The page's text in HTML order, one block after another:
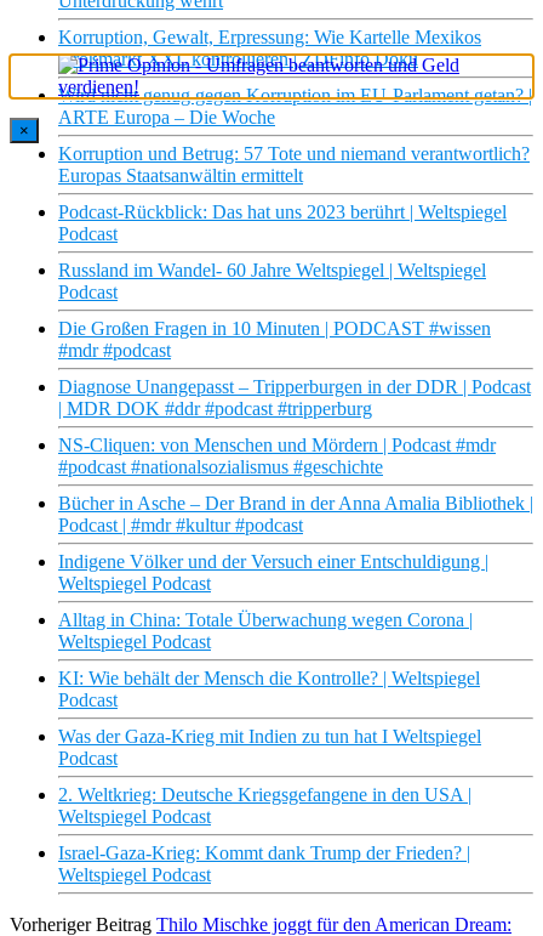
Korruption, Gewalt, Erpressung: Wie Kartelle Mexikos
Großmarkt XXL kontrollieren | ZDFinfo Doku
Wird nicht genug gegen Korruption im EU-Parlament getan? |
ARTE Europa – Die Woche
Korruption und Betrug: 57 Tote und niemand verantwortlich?
Europas Staatsanwältin ermittelt
Podcast-Rückblick: Das hat uns 2023 berührt | Weltspiegel
Podcast
Russland im Wandel- 60 Jahre Weltspiegel | Weltspiegel
Podcast
Die Großen Fragen in 10 Minuten | PODCAST #wissen
#mdr #podcast
Diagnose Unangepasst – Tripperburgen in der DDR | Podcast
| MDR DOK #ddr #podcast #tripperburg
NS-Cliquen: von Menschen und Mördern | Podcast #mdr
#podcast #nationalsozialismus #geschichte
Bücher in Asche – Der Brand in der Anna Amalia Bibliothek |
Podcast | #mdr #kultur #podcast
Indigene Völker und der Versuch einer Entschuldigung |
Weltspiegel Podcast
Alltag in China: Totale Überwachung wegen Corona |
Weltspiegel Podcast
KI: Wie behält der Mensch die Kontrolle? | Weltspiegel
Podcast
Was der Gaza-Krieg mit Indien zu tun hat I Weltspiegel
Podcast
2. Weltkrieg: Deutsche Kriegsgefangene in den USA |
Weltspiegel Podcast
Israel-Gaza-Krieg: Kommt dank Trump der Frieden? |
Weltspiegel Podcast
Vorheriger Beitrag Thilo Mischke joggt für den American Dream:
×